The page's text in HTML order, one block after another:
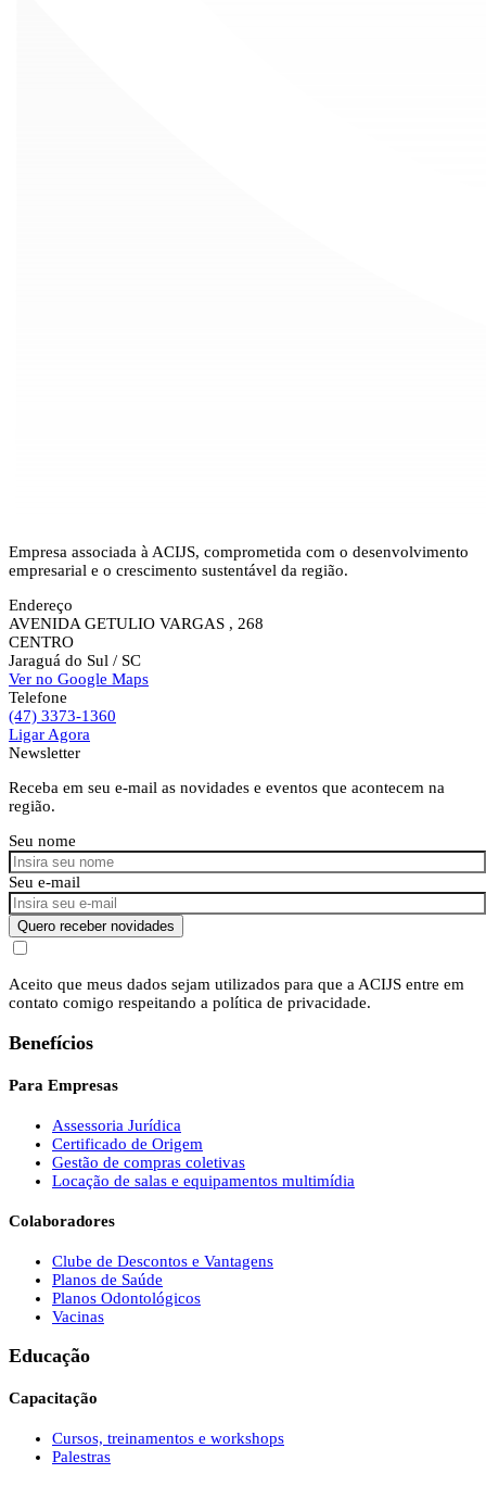
Empresa associada à ACIJS, comprometida com o desenvolvimento
empresarial e o crescimento sustentável da região.
Endereço
AVENIDA GETULIO VARGAS , 268
CENTRO
Jaraguá do Sul / SC
Ver no Google Maps
Telefone
(47) 3373-1360
Ligar Agora
Newsletter
Receba em seu e-mail as novidades e eventos que acontecem na
região.
Seu nome
Seu e-mail
Quero receber novidades
Aceito que meus dados sejam utilizados para que a ACIJS entre em
contato comigo respeitando a política de privacidade.
Benefícios
Para Empresas
Assessoria Jurídica
Certificado de Origem
Gestão de compras coletivas
Locação de salas e equipamentos multimídia
Colaboradores
Clube de Descontos e Vantagens
Planos de Saúde
Planos Odontológicos
Vacinas
Educação
Capacitação
Cursos, treinamentos e workshops
Palestras